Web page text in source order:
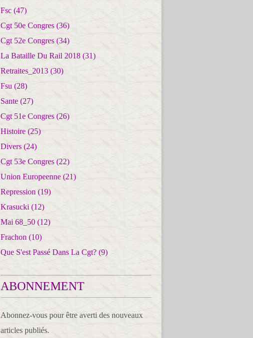
Fsc (47)
Cgt 50e Congres (36)
Cgt 52e Congres (34)
La Bataille Du Rail 2018 (31)
Retraites_2013 (30)
Fsu (28)
Sante (27)
Cgt 51e Congres (26)
Histoire (25)
Divers (24)
Cgt 53e Congres (22)
Union Europeenne (21)
Repression (19)
Krasucki (12)
Mai 68_50 (12)
Frachon (10)
Que S'est Passé Dans La Cgt? (9)
ABONNEMENT
Abonnez-vous pour être averti des nouveaux
articles publiés.